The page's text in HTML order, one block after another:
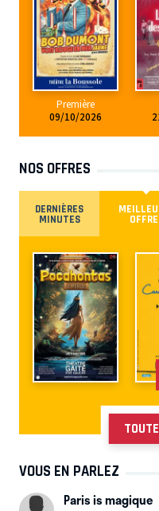
Première
09/10/2026
NOS OFFRES
DERNIÈRES
MINUTES
VOUS EN PARLEZ
Paris is magique